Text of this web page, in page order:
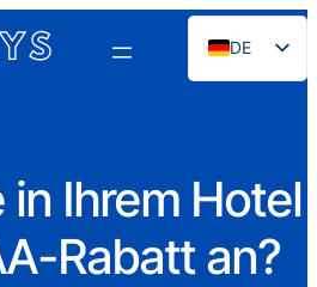
DE
EN
FR
NL
in Ihrem Hotel
Rabatt an?